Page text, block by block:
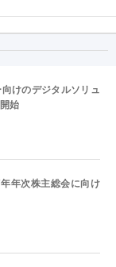
けのデジタルソリュ
始
年次株主総会に向け